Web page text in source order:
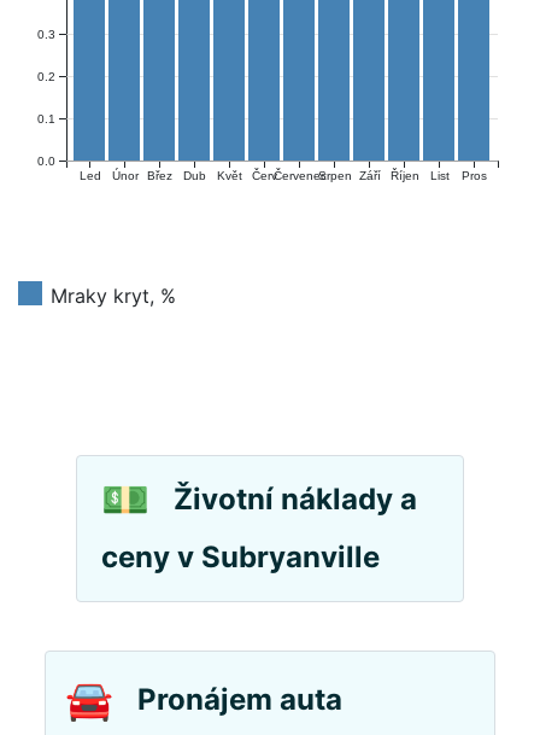
Led Únor Břez Dub Květ ČervČervenecSrpen Září Říjen List Pros
0.0
0.1
0.2
0.3
Mraky kryt, %
💵
Životní náklady a
ceny v Subryanville
🚘 Pronájem auta